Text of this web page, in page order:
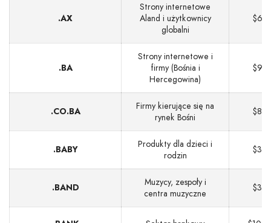
.AX
Strony internetowe
Aland i użytkownicy
globalni
$60
.BA
Strony internetowe i
firmy (Bośnia i
Hercegowina)
$94
.CO.BA
Firmy kierujące się na
rynek Bośni
$86
.BABY
Produkty dla dzieci i
rodzin
$30
.BAND
Muzycy, zespoły i
centra muzyczne
$30